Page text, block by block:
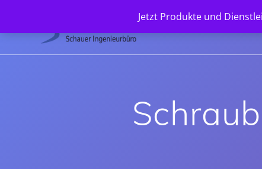
Jetzt Produkte und
springen